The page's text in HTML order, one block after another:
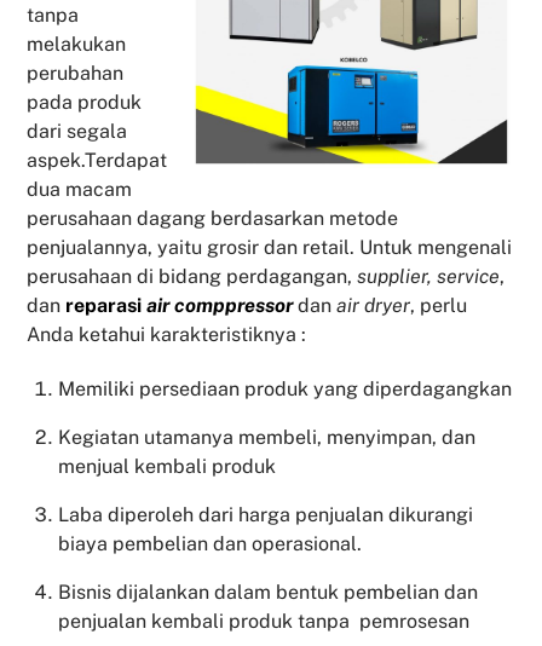
tanpa
melakukan
perubahan
pada produk
dari segala
aspek.Terdapat
dua macam
perusahaan dagang berdasarkan metode
penjualannya, yaitu grosir dan retail. Untuk mengenali
perusahaan di bidang perdagangan,supplier, service,
dan reparasiair comppressordanair dryer, perlu
Anda ketahui karakteristiknya :
Memiliki persediaan produk yang diperdagangkan
Kegiatan utamanya membeli, menyimpan, dan
menjual kembali produk
Laba diperoleh dari harga penjualan dikurangi
biaya pembelian dan operasional.
Bisnis dijalankan dalam bentuk pembelian dan
penjualan kembali produk tanpa pemrosesan